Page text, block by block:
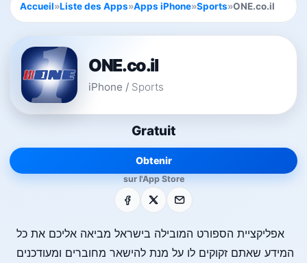
Accueil»Liste des Apps»Apps iPhone»Sports»ONE.co.il
ONE.co.il
iPhone / Sports
Gratuit
Obtenir
sur l'App Store
Facebook E-mail
אפליקציית הספורט המובילה בישראל מביאה אליכם את כל
המידע שאתם זקוקים לו על מנת להישאר מחוברים ומעודכנים